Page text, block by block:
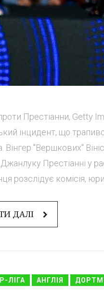
проти Престіанни,
інцидент, що
Вінгер "Вершкових"
Престіанні у
розслідує комісія,
ДАЛІ
ЛІГА АНГЛІЯ